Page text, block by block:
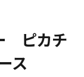
ピカチ
ス